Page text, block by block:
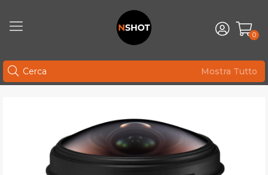
0
Mostra Tutto